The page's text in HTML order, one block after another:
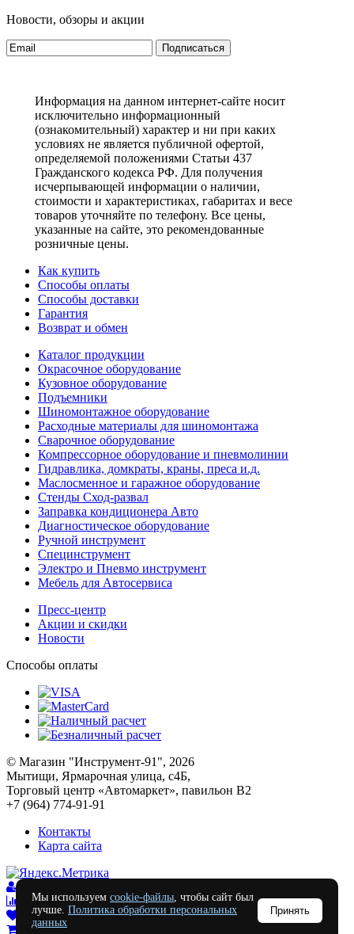
Новости, обзоры и акции
Подписаться
Информация на данном интернет-сайте носит
исключительно информационный
(ознакомительный) характер и ни при каких
условиях не является публичной офертой,
определяемой положениями Статьи 437
Гражданского кодекса РФ. Для получения
исчерпывающей информации о наличии,
стоимости и характеристиках, габаритах и весе
товаров уточняйте по телефону. Все цены,
указанные на сайте, это рекомендованные
розничные цены.
Как купить
Способы оплаты
Способы доставки
Гарантия
Возврат и обмен
Каталог продукции
Окрасочное оборудование
Кузовное оборудование
Подъемники
Шиномонтажное оборудование
Расходные материалы для шиномонтажа
Сварочное оборудование
Компрессорное оборудование и пневмолинии
Гидравлика, домкраты, краны, преса и.д.
Маслосменное и гаражное оборудование
Стенды Сход-развал
Заправка кондиционера Авто
Диагностическое оборудование
Ручной инструмент
Специнструмент
Электро и Пневмо инструмент
Мебель для Автосервиса
Пресс-центр
Акции и скидки
Новости
Способы оплаты
© Магазин "Инструмент-91", 2026
Мытищи, Ярмарочная улица, с4Б,
Торговый центр «Автомаркет», павильон В2
+7 (964) 774-91-91
Контакты
Карта сайта
Сравнение 0
Отложенные 0
Моя корзина
Мы используем cookie-файлы, чтобы сайт был
лучше. Политика обработки персональных
данных
Принять